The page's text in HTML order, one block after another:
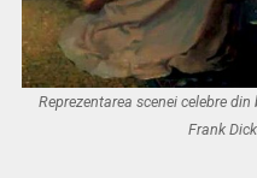
Reprezentarea scenei celebre
Frank